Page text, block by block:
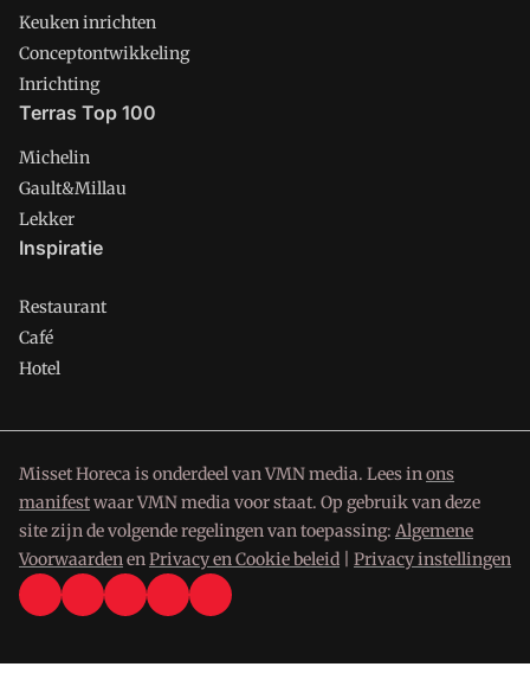
Keuken inrichten
Conceptontwikkeling
Inrichting
Terras Top 100
Michelin
Gault&Millau
Lekker
Inspiratie
Restaurant
Café
Hotel
Misset Horeca is onderdeel van VMN media. Lees inons
manifestwaar VMN media voor staat. Op gebruik van deze
site zijn de volgende regelingen van toepassing: Algemene
VoorwaardenenPrivacy en Cookie beleid Privacy instellingen